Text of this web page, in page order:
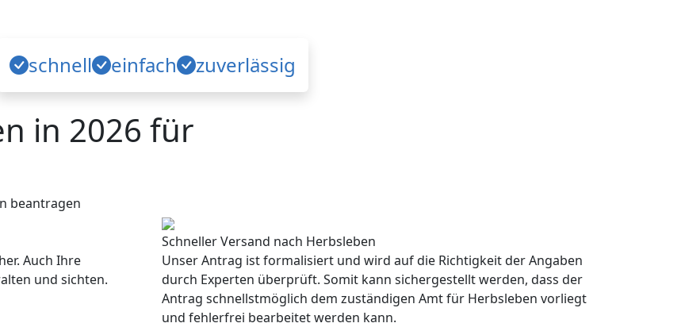
schnell einfach zuverlässig
in 2026 für
beantragen
Auch Ihre
und sichten.
Schneller Versand nach Herbsleben
Unser Antrag ist formalisiert und wird auf die Richtigkeit der Angaben
durch Experten überprüft. Somit kann sichergestellt werden, dass der
Antrag schnellstmöglich dem zuständigen Amt für Herbsleben vorliegt
und fehlerfrei bearbeitet werden kann.